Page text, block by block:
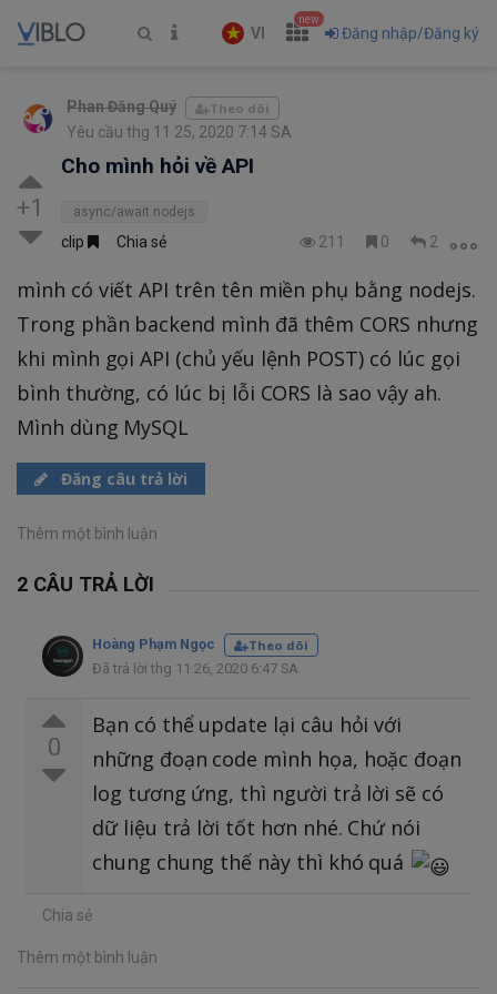
VI
new
Đăng nhập/Đăng ký
Phan Đăng Quý Theo dõi
Yêu cầu thg 11 25, 2020 7:14 SA
+1
Cho mình hỏi về API
async/await nodejs
clip Chia sẻ 211 0 2
mình có viết API trên tên miền phụ bằng nodejs.
Trong phần backend mình đã thêm CORS nhưng
khi mình gọi API (chủ yếu lệnh POST) có lúc gọi
bình thường, có lúc bị lỗi CORS là sao vậy ah.
Mình dùng MySQL
Đăng câu trả lời
Thêm một bình luận
2 CÂU TRẢ LỜI
Hoàng Phạm Ngọc
Theo dõi
Đã trả lời thg 11 26, 2020 6:47 SA
0
Bạn có thể update lại câu hỏi với
những đoạn code mình họa, hoặc đoạn
log tương ứng, thì người trả lời sẽ có
dữ liệu trả lời tốt hơn nhé. Chứ nói
chung chung thế này thì khó quá
Chia sẻ
Thêm một bình luận